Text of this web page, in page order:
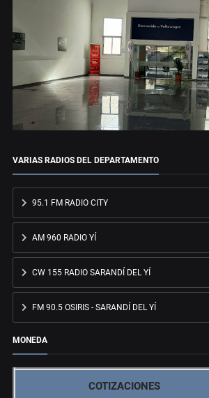
VARIAS RADIOS DEL DEPARTAMENTO
95.1 FM RADIO CITY
AM 960 RADIO YÍ
CW 155 RADIO SARANDÍ DEL YÍ
FM 90.5 OSIRIS - SARANDÍ DEL YÍ
MONEDA
COTIZACIONES